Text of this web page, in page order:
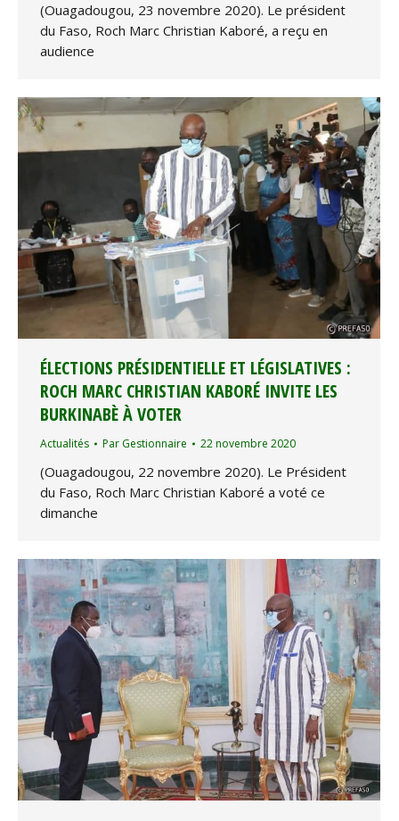
(Ouagadougou, 23 novembre 2020). Le président
du Faso, Roch Marc Christian Kaboré, a reçu en
audience
ÉLECTIONS PRÉSIDENTIELLE ET LÉGISLATIVES :
ROCH MARC CHRISTIAN KABORÉ INVITE LES
BURKINABÈ À VOTER
Actualités Par Gestionnaire 22 novembre 2020
(Ouagadougou, 22 novembre 2020). Le Président
du Faso, Roch Marc Christian Kaboré a voté ce
dimanche